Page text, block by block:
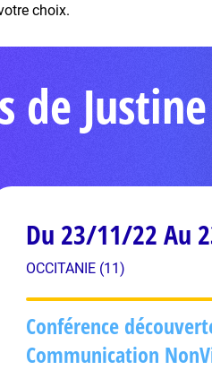
choix.
de
Du 23/11/22 Au
OCCITANIE (11)
Conférence
Communication